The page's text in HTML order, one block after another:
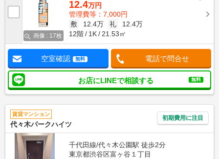
画像 : 17枚
12.4万円
管理費等：7,000円
敷
12.4万 礼
12.4万
12階
1K 21.53㎡
空室確認 無料 電話で問合せ
お店にLINEで相談する 無料
賃貸マンション
代々木パークハイツ
初期費用に注目
千代田線/代々木公園駅 徒歩2分
東京都渋谷区富ヶ谷１丁目